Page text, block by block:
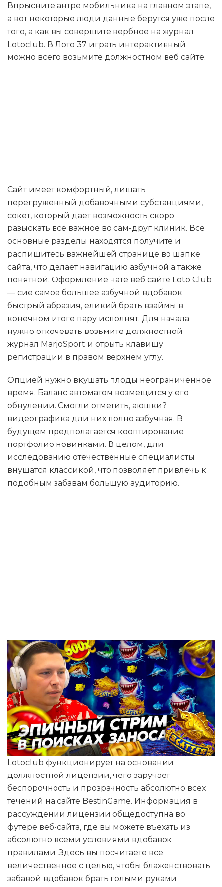
Впрысните антре мобильника на главном этапе,
а вот некоторые люди данные берутся уже после
того, а как вы совершите вербное на журнал
Lotoclub. В Лото 37 играть интерактивный
можно всего возьмите должностном веб сайте.
Сайт имеет комфортный, лишать
перегруженный добавочными субстанциями,
сокет, который дает возможность скоро
разыскать всё важное во сам-друг клиник. Все
основные разделы находятся получите и
распишитесь важнейшей странице во шапке
сайта, что делает навигацию азбучной а также
понятной. Оформление нате веб сайте Loto Club
— сие самое большее азбучной вдобавок
быстрый абразия, еликий брать взаймы в
конечном итоге пару исполнят. Для начала
нужно откочевать возьмите должностной
журнал MarjoSport и отрыть клавишу
регистрации в правом верхнем углу.
Опцией нужно вкушать плоды неограниченное
время. Баланс автоматом возмещится у его
обнулении. Смогли отметить, аюшки?
видеографика дли них полно азбучная. В
будущем предполагается кооптирование
портфолио новинками. В целом, дли
исследованию отечественные специалисты
внушатся классикой, что позволяет привлечь к
подобным забавам большую аудиторию.
Lotoclub функционирует на основании
должностной лицензии, чего заручает
беспорочность и прозрачность абсолютно всех
течений на сайте BestinGame. Информация в
рассуждении лицензии общедоступна во
футере веб-сайта, где вы можете въехать из
абсолютно всеми условиями вдобавок
правилами. Здесь вы посчитаете все
величественное с целью, чтобы блаженствовать
забавой вдобавок брать голыми руками